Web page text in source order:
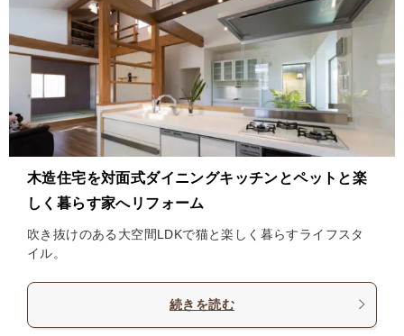
木造住宅を対面式ダイニングキッチンとペットと楽
しく暮らす家へリフォーム
吹き抜けのある大空間LDKで猫と楽しく暮らすライフスタ
イル。
続きを読む